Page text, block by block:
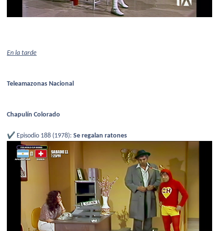
En la tarde
Teleamazonas Nacional
Chapulín Colorado
✔️ Episodio 188 (1978): Se regalan ratones